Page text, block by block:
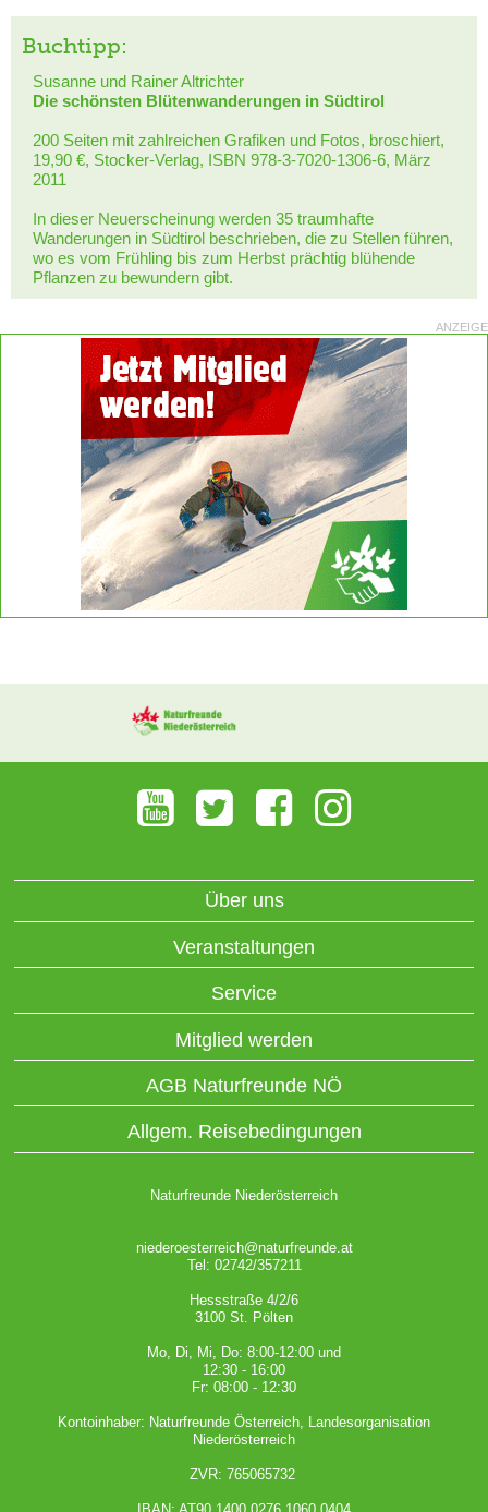
Buchtipp:
Susanne und Rainer Altrichter
Die schönsten Blütenwanderungen in Südtirol
200 Seiten mit zahlreichen Grafiken und Fotos, broschiert,
19,90 €, Stocker-Verlag, ISBN 978-3-7020-1306-6, März
2011
In dieser Neuerscheinung werden 35 traumhafte
Wanderungen in Südtirol beschrieben, die zu Stellen führen,
wo es vom Frühling bis zum Herbst prächtig blühende
Pflanzen zu bewundern gibt.
ANZEIGE
Über uns
Veranstaltungen
Service
Mitglied werden
AGB Naturfreunde NÖ
Allgem. Reisebedingungen
Naturfreunde Niederösterreich
niederoesterreich@naturfreunde.at
Tel: 02742/357211
Hessstraße 4/2/6
3100 St. Pölten
Mo, Di, Mi, Do: 8:00-12:00 und
12:30 - 16:00
Fr: 08:00 - 12:30
Kontoinhaber: Naturfreunde Österreich, Landesorganisation
Niederösterreich
ZVR: 765065732